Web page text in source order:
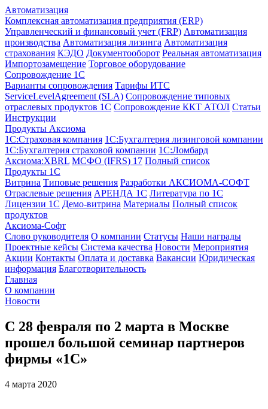
Автоматизация
Комплексная автоматизация предприятия (ERP)
Управленческий и финансовый учет (FRP) Автоматизация
производства Автоматизация лизинга Автоматизация
страхования КЭДО Документооборот Реальная автоматизация
Импортозамещение Торговое оборудование
Сопровождение 1С
Варианты сопровождения Тарифы ИТС
ServiceLevelAgreement (SLA) Сопровождение типовых
отраслевых продуктов 1С Сопровождение ККТ АТОЛ Статьи
Инструкции
Продукты Аксиома
1С:Страховая компания 1С:Бухгалтерия лизинговой компании
1С:Бухгалтерия страховой компании 1С:Ломбард
Аксиома:XBRL МСФО (IFRS) 17 Полный список
Продукты 1С
Витрина Типовые решения Разработки АКСИОМА-СОФТ
Отраслевые решения АРЕНДА 1С Литература по 1С
Лицензии 1C Демо-витрина Материалы Полный список
продуктов
Аксиома-Софт
Слово руководителя О компании Статусы Наши награды
Проектные кейсы Система качества Новости Мероприятия
Акции Контакты Оплата и доставка Вакансии Юридическая
информация Благотворительность
Главная
О компании
Новости
С 28 февраля по 2 марта в Москве
прошел большой семинар партнеров
фирмы «1С»
4 марта 2020